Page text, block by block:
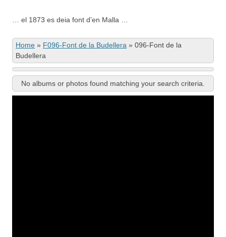
… el 1873 es deia font d’en Malla …
Home » F096-Font de la Budellera » 096-Font de la
Budellera
No albums or photos found matching your search criteria.